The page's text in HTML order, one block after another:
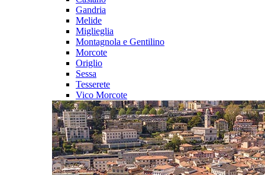
Gandria
Melide
Miglieglia
Montagnola e Gentilino
Morcote
Origlio
Sessa
Tesserete
Vico Morcote